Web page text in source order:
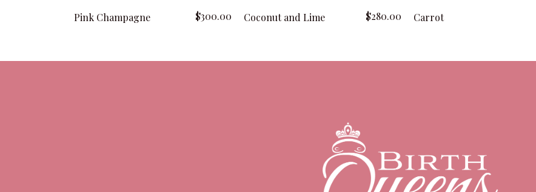
Pink Champagne
$300.00
Coconut and Lime
$280.00
Carrot